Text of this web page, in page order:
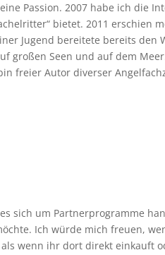
Passion. 2007 habe ich die
bietet. 2011 erschien
Jugend bereitete bereits den
großen Seen und auf dem
freier Autor diverser
sich um Partnerprogramme
Ich würde mich freuen,
wenn ihr dort direkt einkauft